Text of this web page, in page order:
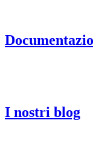
I nostri blog